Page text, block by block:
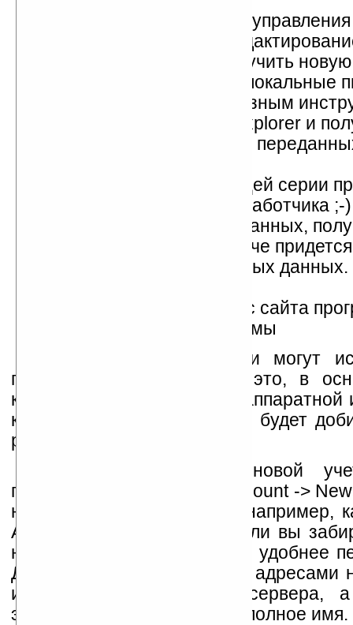
Account — подменю для
записями (создание,
Update mailboxes — получить
отправить отложенные локальные
Tools — подменю с полезным
например, запуск ProfiExplorer и
статистики о количестве
About — данные о текущей серии
название компании разработчика ;-)
Buy and unlock — ввод данных,
покупке программы. Иначе
себя всего 3 МБ локальных данных.
User manual — справка с сайта
Exit — выход из программы
Для быстрой навигации могут
горячие клавиши, правда это, в
касаться тех, у кого КПК с
клавиатурой. Иначе, проще будет
результата стилусом.
Итак, для создания новой
перемещаемся в пункт «Account ->
название учетной записи, например,
Account. В дальнейшем, если вы
нескольких серверов, будет удобнее
Дальше, заполняете поля с адресами
и входящую почту, тип сервера,
электронный адрес и ваше полное имя.